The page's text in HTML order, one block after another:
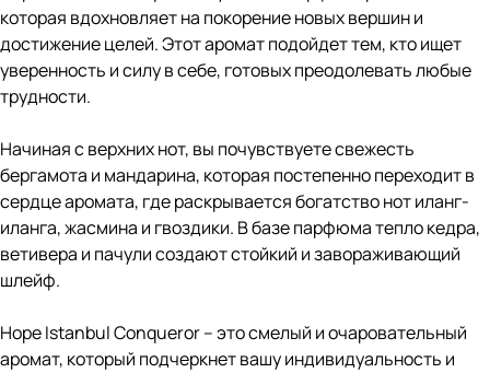
которая вдохновляет на покорение новых вершин и
достижение целей. Этот аромат подойдет тем, кто ищет
уверенность и силу в себе, готовых преодолевать любые
трудности.
Начиная с верхних нот, вы почувствуете свежесть
бергамота и мандарина, которая постепенно переходит в
сердце аромата, где раскрывается богатство нот иланг-
иланга, жасмина и гвоздики. В базе парфюма тепло кедра,
ветивера и пачули создают стойкий и завораживающий
шлейф.
Hope Istanbul Conqueror – это смелый и очаровательный
аромат, который подчеркнет вашу индивидуальность и